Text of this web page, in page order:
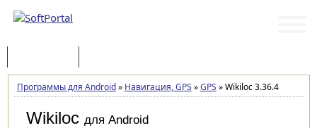
Программы для Android» Навигация, GPS »GPS »Wikiloc 3.36.4
Wikiloc для Android